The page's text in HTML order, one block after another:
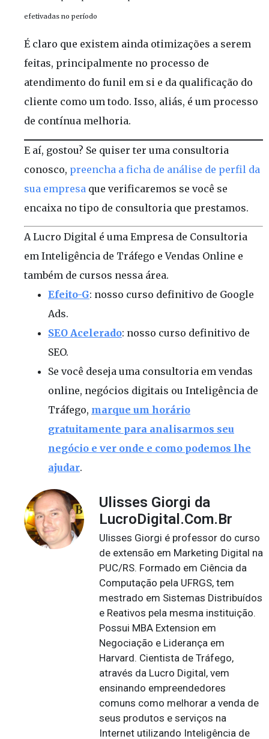
efetivadas no período
É claro que existem ainda otimizações a serem
feitas, principalmente no processo de
atendimento do funil em si e da qualificação do
cliente como um todo. Isso, aliás, é um processo
de contínua melhoria.
E aí, gostou? Se quiser ter uma consultoria
conosco, preencha a ficha de análise de perfil da
sua empresa que verificaremos se você se
encaixa no tipo de consultoria que prestamos.
A Lucro Digital é uma Empresa de Consultoria
em Inteligência de Tráfego e Vendas Online e
também de cursos nessa área.
Efeito-G: nosso curso definitivo de Google
Ads.
SEO Acelerado: nosso curso definitivo de
SEO.
Se você deseja uma consultoria em vendas
online, negócios digitais ou Inteligência de
Tráfego, marque um horário
gratuitamente para analisarmos seu
negócio e ver onde e como podemos lhe
ajudar.
Ulisses Giorgi da
LucroDigital.Com.Br
Ulisses Giorgi é professor do curso
de extensão em Marketing Digital na
PUC/RS. Formado em Ciência da
Computação pela UFRGS, tem
mestrado em Sistemas Distribuídos
e Reativos pela mesma instituição.
Possui MBA Extension em
Negociação e Liderança em
Harvard. Cientista de Tráfego,
através da Lucro Digital, vem
ensinando empreendedores
comuns como melhorar a venda de
seus produtos e serviços na
Internet utilizando Inteligência de